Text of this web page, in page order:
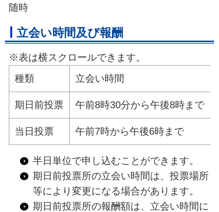
随時
立会い時間及び報酬
※表は横スクロールできます。
種類
立会い時間
期日前投票 午前8時30分から午後8時まで
当日投票 午前7時から午後6時まで
半日単位で申し込むことができます。
期日前投票所の立会い時間は、投票場所
等により変更になる場合があります。
期日前投票所の報酬額は、立会い時間に